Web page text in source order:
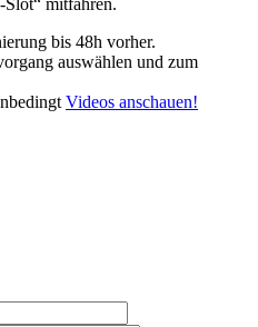
mitfahren.
bis 48h vorher.
auswählen und zum
Videos anschauen!